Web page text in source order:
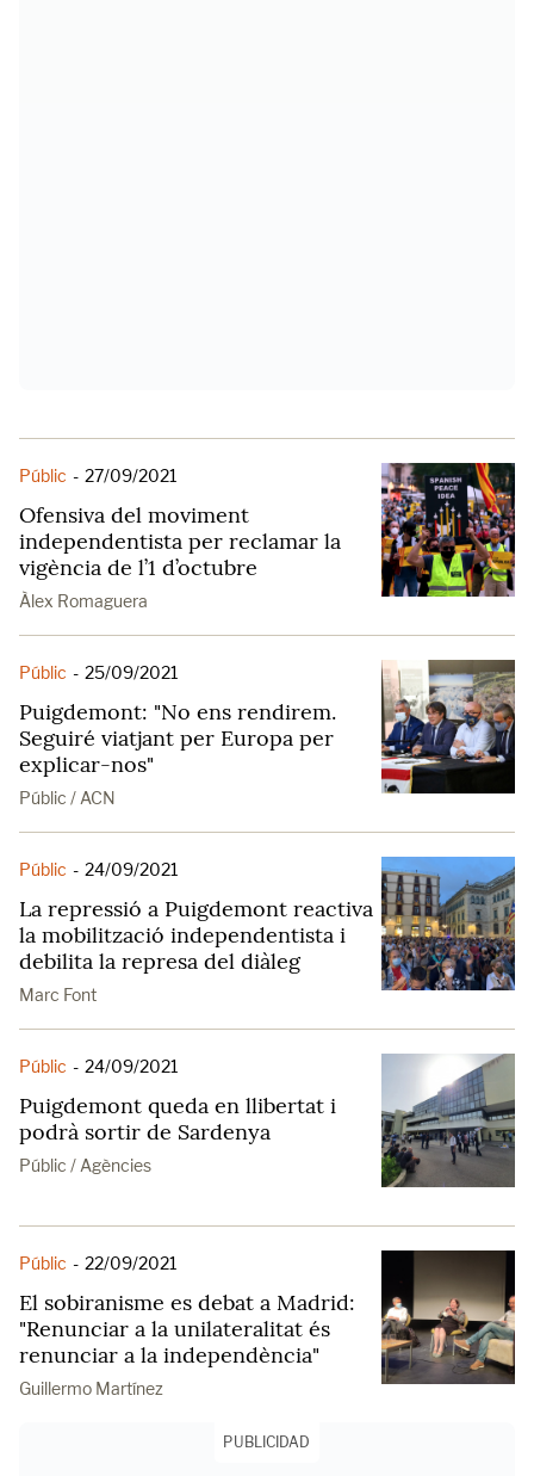
Públic - 27/09/2021
Ofensiva del moviment
independentista per reclamar la
vigència de l’1 d’octubre
Àlex Romaguera
Públic - 25/09/2021
Puigdemont: "No ens rendirem.
Seguiré viatjant per Europa per
explicar-nos"
Públic / ACN
Públic - 24/09/2021
La repressió a Puigdemont reactiva
la mobilització independentista i
debilita la represa del diàleg
Marc Font
Públic - 24/09/2021
Puigdemont queda en llibertat i
podrà sortir de Sardenya
Públic / Agències
Públic - 22/09/2021
El sobiranisme es debat a Madrid:
"Renunciar a la unilateralitat és
renunciar a la independència"
Guillermo Martínez
PUBLICIDAD